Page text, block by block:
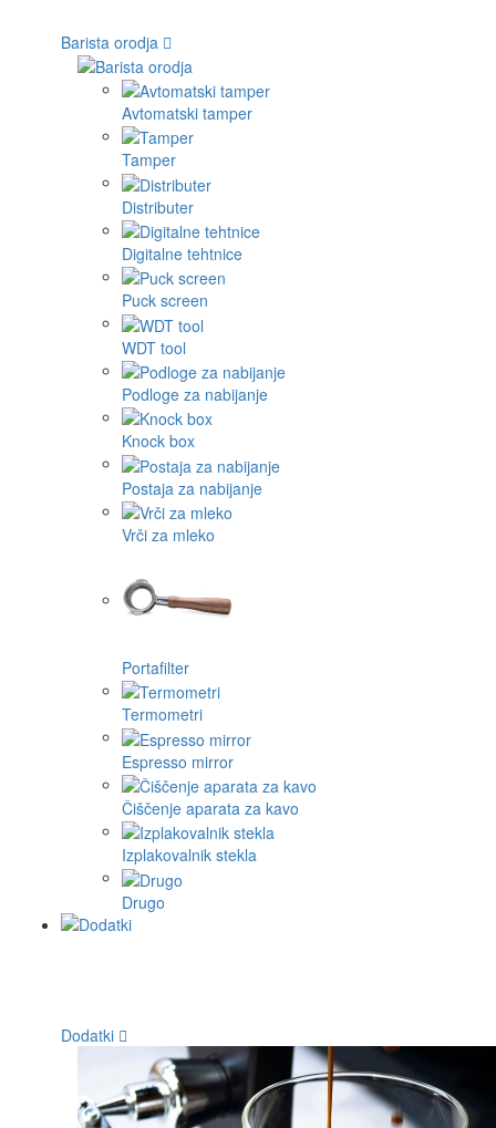
Barista orodja
Avtomatski tamper
Tamper
Distributer
Digitalne tehtnice
Puck screen
WDT tool
Podloge za nabijanje
Knock box
Postaja za nabijanje
Vrči za mleko
Portafilter
Termometri
Espresso mirror
Čiščenje aparata za kavo
Izplakovalnik stekla
Drugo
Dodatki